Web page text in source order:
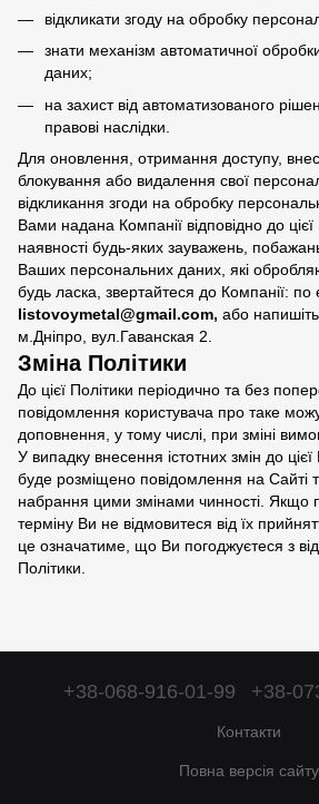
відкликати згоду на обробку
знати механізм автоматичної
даних;
на захист від автоматизованого
правові наслідки.
Для оновлення, отримання доступу,
блокування або видалення свої
відкликання згоди на обробку
Вами надана Компанії відповідно до цієї
наявності будь-яких зауважень,
Ваших персональних даних, які
будь ласка, звертайтеся до Компанії: по
listovoymetal@gmail.com, або
м.Дніпро, вул.Гаванская 2.
Зміна Політики
До цієї Політики періодично та без
повідомлення користувача про таке
доповнення, у тому числі, при зміні
У випадку внесення істотних змін до
буде розміщено повідомлення на Сайті
набрання цими змінами чинності. Якщо
терміну Ви не відмовитеся від їх
це означатиме, що Ви погоджуєтеся з
Політики.
+38-068-916-01-99 +38-
Контакти
Повна версія сайту